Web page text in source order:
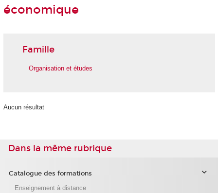
économique
Famille
Organisation et études
Aucun résultat
Dans la même rubrique
Catalogue des formations
Enseignement à distance